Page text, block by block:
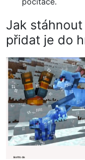
Jak
přidat je do